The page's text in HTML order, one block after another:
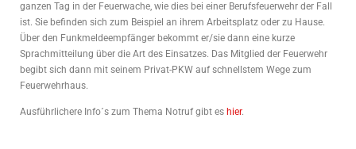
ganzen Tag in der Feuerwache, wie dies bei einer Berufsfeuerwehr der Fall
ist. Sie befinden sich zum Beispiel an ihrem Arbeitsplatz oder zu Hause.
Über den Funkmeldeempfänger bekommt er/sie dann eine kurze
Sprachmitteilung über die Art des Einsatzes. Das Mitglied der Feuerwehr
begibt sich dann mit seinem Privat-PKW auf schnellstem Wege zum
Feuerwehrhaus.
Ausführlichere Info´s zum Thema Notruf gibt es hier.